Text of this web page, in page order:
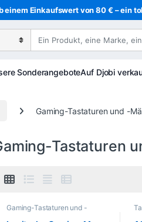
einem Einkaufswert von 80 € – ein
SonderangeboteAuf Djobi
Gaming-Tastaturen und -
Tastaturen
Gaming-Tastaturen und -
Mäuse,